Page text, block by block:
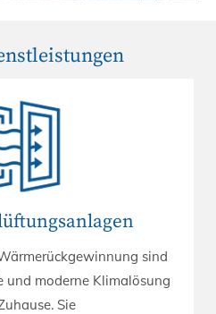
sind
und moderne Klimalösung
Sie